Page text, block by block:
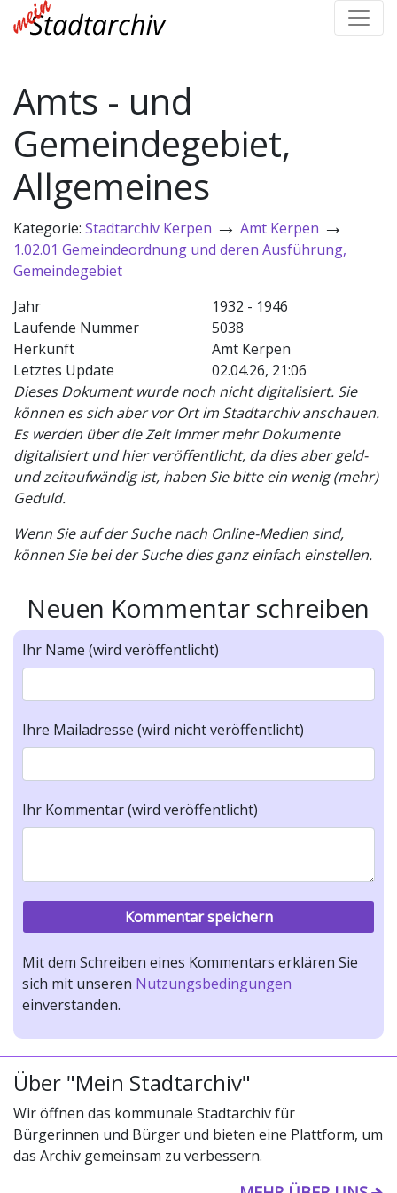
Amts - und
Gemeindegebiet,
Allgemeines
Kategorie: Stadtarchiv Kerpen → Amt Kerpen →
1.02.01 Gemeindeordnung und deren Ausführung,
Gemeindegebiet
Jahr
1932 - 1946
Laufende Nummer
5038
Herkunft
Amt Kerpen
Letztes Update
02.04.26, 21:06
Dieses Dokument wurde noch nicht digitalisiert. Sie
können es sich aber vor Ort im Stadtarchiv anschauen.
Es werden über die Zeit immer mehr Dokumente
digitalisiert und hier veröffentlicht, da dies aber geld-
und zeitaufwändig ist, haben Sie bitte ein wenig (mehr)
Geduld.
Wenn Sie auf der Suche nach Online-Medien sind,
können Sie bei der Suche dies ganz einfach einstellen.
Neuen Kommentar schreiben
Ihr Name (wird veröffentlicht)
Ihre Mailadresse (wird nicht veröffentlicht)
Ihr Kommentar (wird veröffentlicht)
Mit dem Schreiben eines Kommentars erklären Sie
sich mit unseren Nutzungsbedingungen
einverstanden.
Über "Mein Stadtarchiv"
Wir öffnen das kommunale Stadtarchiv für
Bürgerinnen und Bürger und bieten eine Plattform, um
das Archiv gemeinsam zu verbessern.